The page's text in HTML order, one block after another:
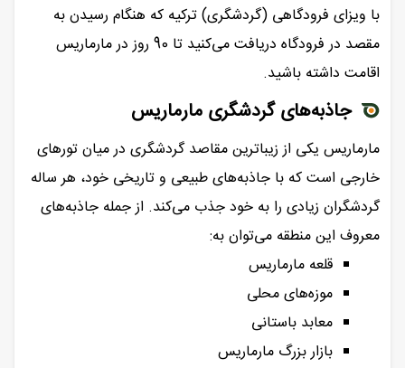
با ویزای فرودگاهی (گردشگری) ترکیه که هنگام رسیدن به
مقصد در فرودگاه دریافت می‌کنید تا 90 روز در مارماریس
اقامت داشته باشید.
جاذبه‌های گردشگری مارماریس
مارماریس یکی از زیباترین مقاصد گردشگری در میان تورهای
خارجی است که با جاذبه‌های طبیعی و تاریخی خود، هر ساله
گردشگران زیادی را به خود جذب می‌کند. از جمله جاذبه‌های
معروف این منطقه می‌توان به:
قلعه مارماریس
موزه‌های محلی
معابد باستانی
بازار بزرگ مارماریس